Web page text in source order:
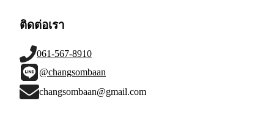
ติดต่อเรา
061-567-8910
@changsombaan
changsombaan@gmail.com